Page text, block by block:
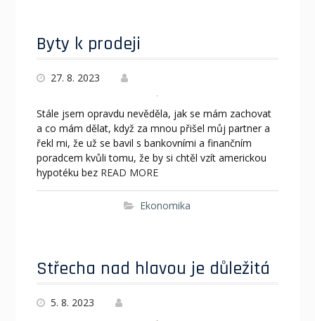
Byty k prodeji
27. 8. 2023
Stále jsem opravdu nevěděla, jak se mám zachovat
a co mám dělat, když za mnou přišel můj partner a
řekl mi, že už se bavil s bankovními a finančním
poradcem kvůli tomu, že by si chtěl vzít americkou
hypotéku bez READ MORE
Ekonomika
Střecha nad hlavou je důležitá
5. 8. 2023